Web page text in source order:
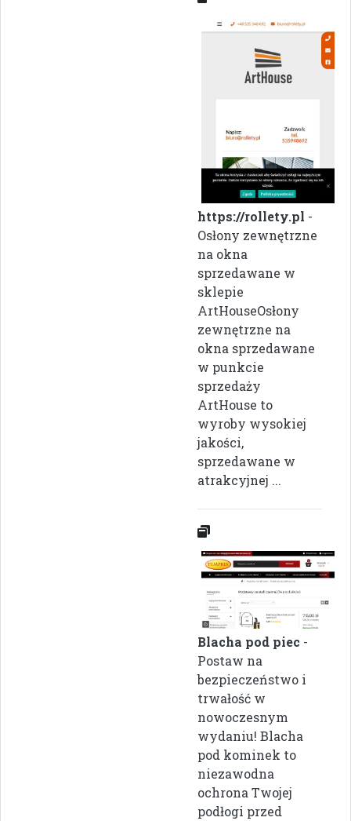
https://rollety.pl -
Osłony zewnętrzne
na okna
sprzedawane w
sklepie
ArtHouseOsłony
zewnętrzne na
okna sprzedawane
w punkcie
sprzedaży
ArtHouse to
wyroby wysokiej
jakości,
sprzedawane w
atrakcyjnej ...
Blacha pod piec -
Postaw na
bezpieczeństwo i
trwałość w
nowoczesnym
wydaniu! Blacha
pod kominek to
niezawodna
ochrona Twojej
podłogi przed